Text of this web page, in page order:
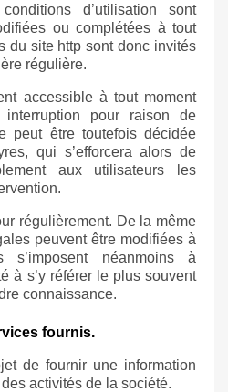
d’utilisation sont
ou complétées à tout
du site http sont donc invités
régulière.
accessible à tout moment
pour raison de
peut être toutefois décidée
qui s’efforcera alors de
aux utilisateurs les
régulièrement. De la même
peuvent être modifiées à
néanmoins à
à s’y référer le plus souvent
connaissance.
fournis.
de fournir une information
activités de la société.